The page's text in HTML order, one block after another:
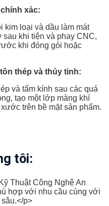
xác:
kim loại và dầu làm mát
sau khi tiện và phay CNC,
khi đóng gói hoặc
thép và thủy tinh:
và tấm kính sau các quá
tạo một lớp màng khí
trên bề mặt sản phẩm.
tôi:
Thuật Công Nghệ An
hợp với nhu cầu cùng với
p>